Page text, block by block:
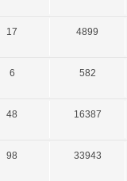
17 4899
6 582
48 16387
98 33943